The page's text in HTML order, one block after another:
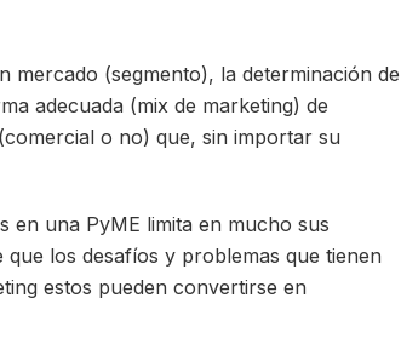
mercado (segmento), la determinación de
adecuada (mix de marketing) de
o no) que, sin importar su
en una PyME limita en mucho sus
los desafíos y problemas que tienen
estos pueden convertirse en